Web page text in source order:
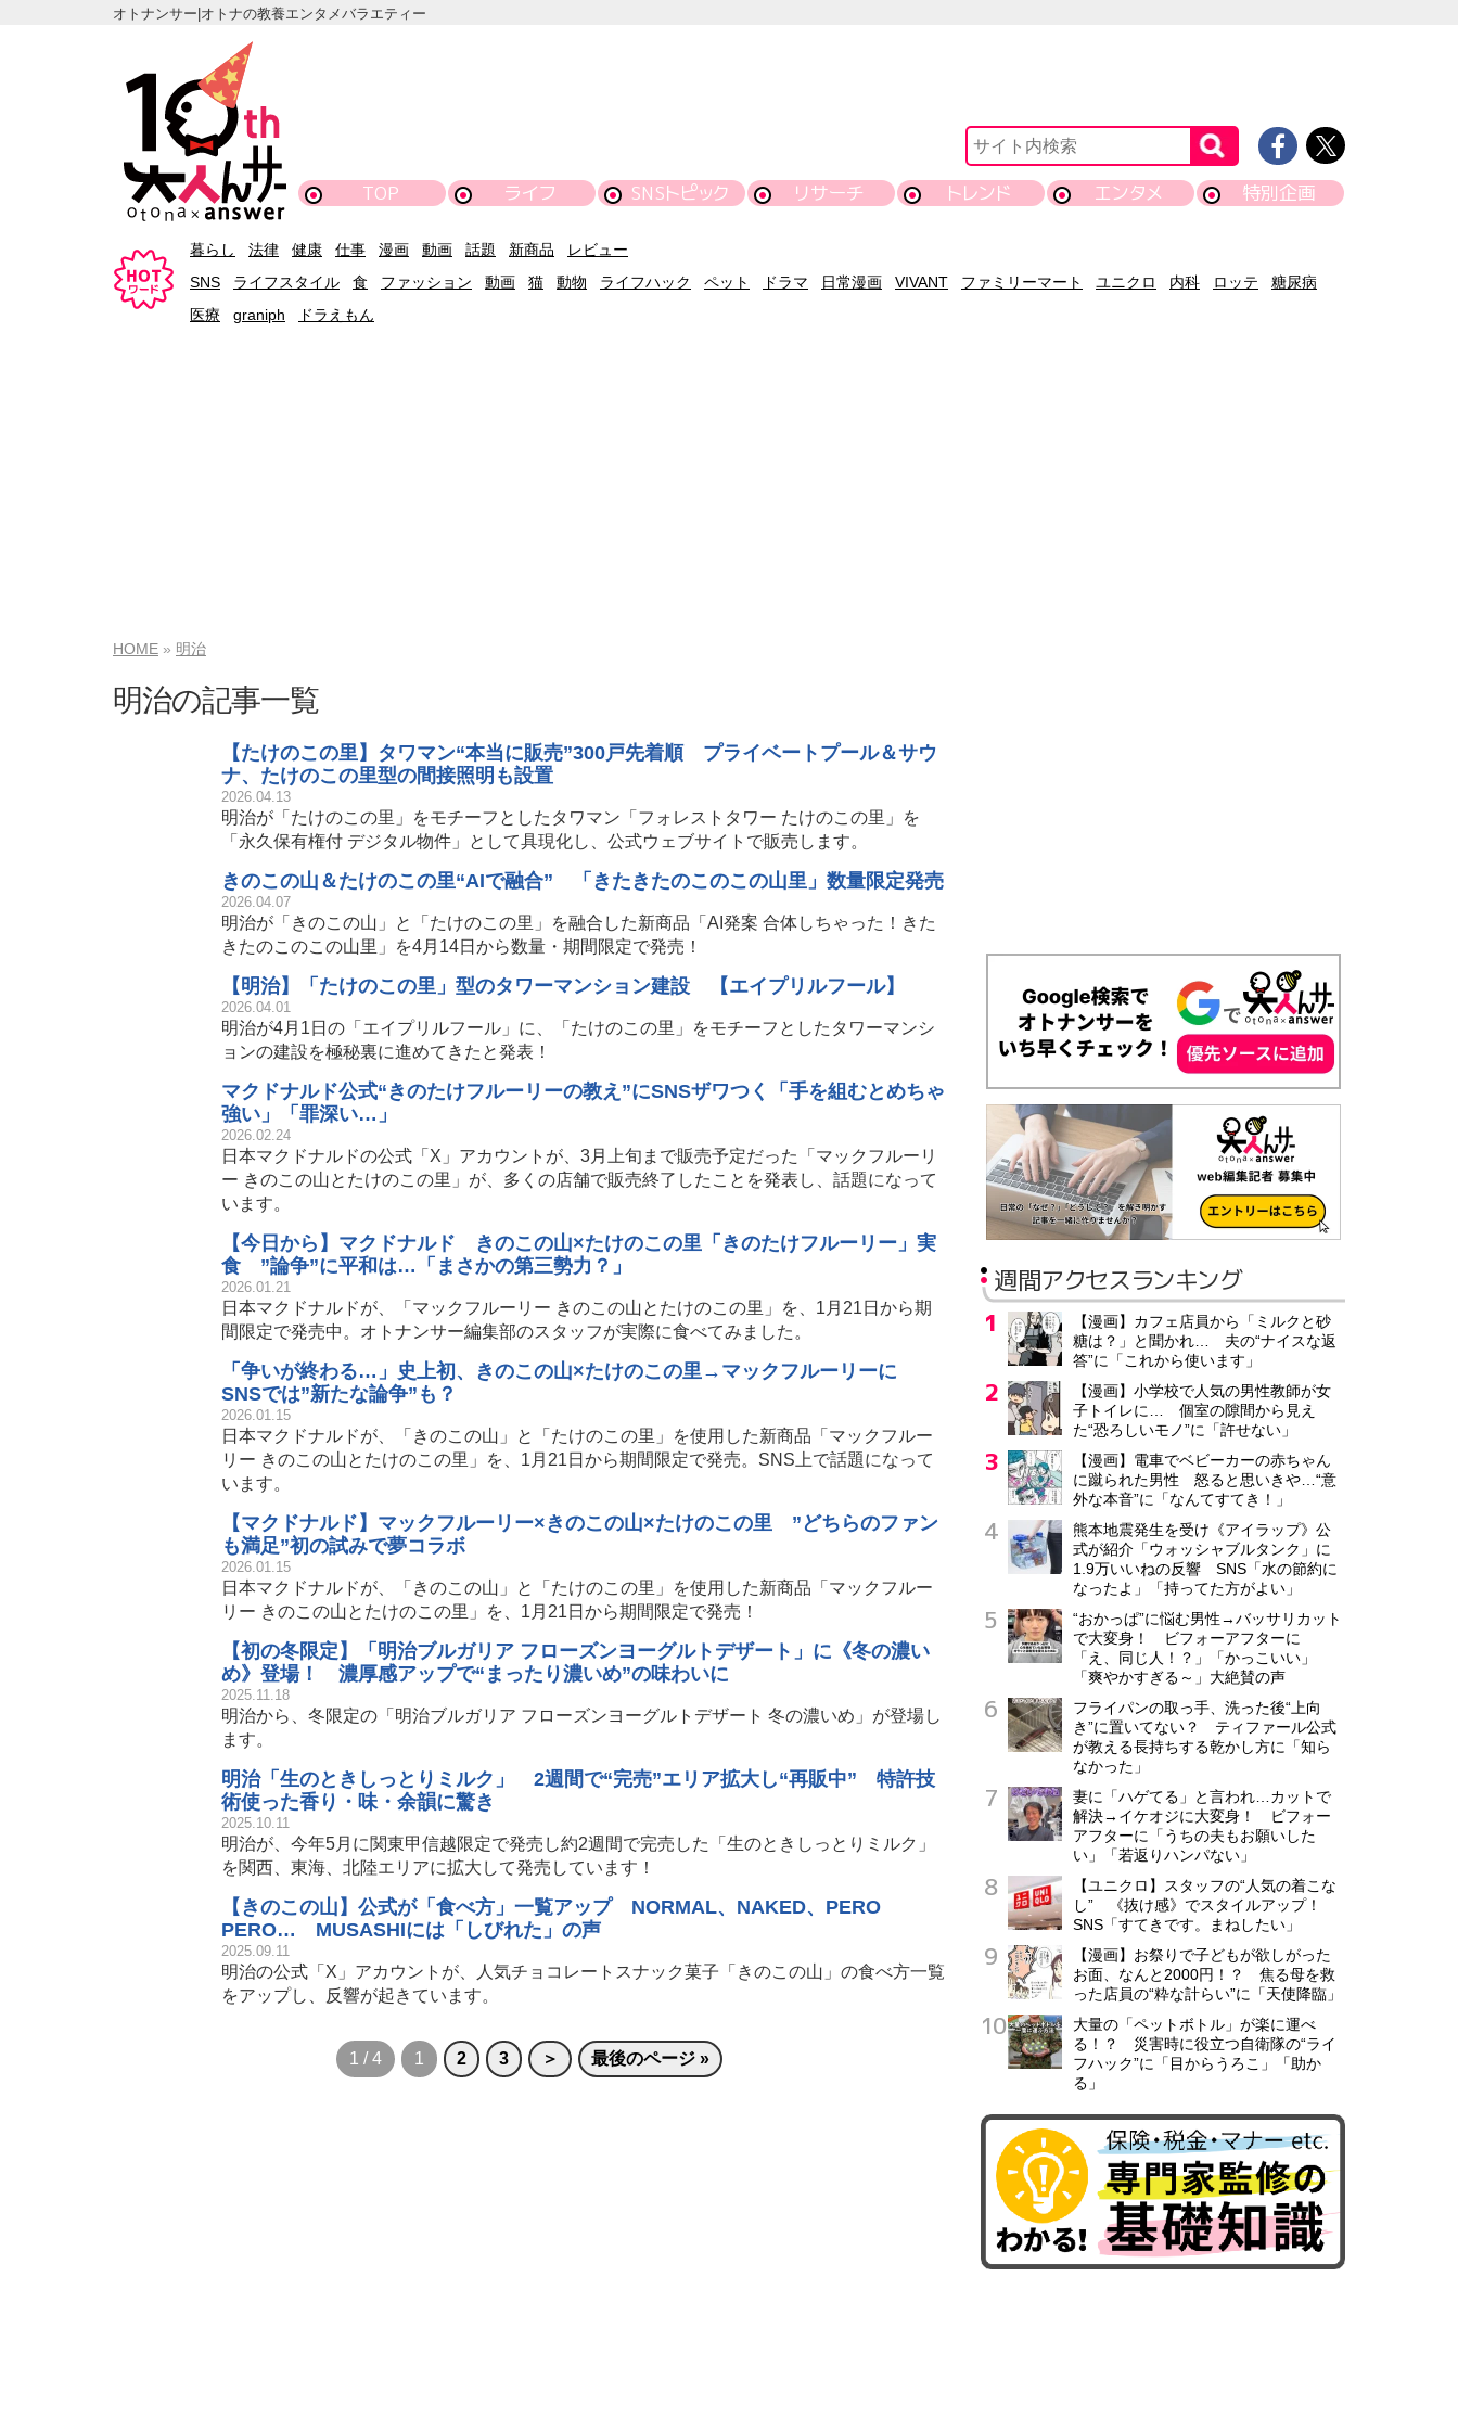
オトナンサー|オトナの教養エンタメバラエティー
TOP ライフ SNSトピック リサーチ トレンド エンタメ 特別企画
暮らし 法律 健康 仕事 漫画 動画 話題 新商品
レビュー
SNS
ライフスタイル 食 ファッション 動画 猫 動物 ライフハック ペット ドラマ 日常漫画 VIVANT ファミリーマート ユニクロ 内科 ロッテ
糖尿病
医療
graniph ドラえもん
HOME 明治
明治の記事一覧
【たけのこの里】タワマン“本当に販売”300戸先着順 プライベートプール＆サウ
ナ、たけのこの里型の間接照明も設置
2026.04.13
明治が「たけのこの里」をモチーフとしたタワマン「フォレストタワー たけのこの里」を
「永久保有権付 デジタル物件」として具現化し、公式ウェブサイトで販売します。
きのこの山＆たけのこの里“AIで融合” 「きたきたのこのこの山里」数量限定発売
2026.04.07
明治が「きのこの山」と「たけのこの里」を融合した新商品「AI発案 合体しちゃった！きた
きたのこのこの山里」を4月14日から数量・期間限定で発売！
【明治】「たけのこの里」型のタワーマンション建設 【エイプリルフール】
2026.04.01
明治が4月1日の「エイプリルフール」に、「たけのこの里」をモチーフとしたタワーマンシ
ョンの建設を極秘裏に進めてきたと発表！
マクドナルド公式“きのたけフルーリーの教え”にSNSザワつく「手を組むとめちゃ
強い」「罪深い…」
2026.02.24
日本マクドナルドの公式「X」アカウントが、3月上旬まで販売予定だった「マックフルーリ
ー きのこの山とたけのこの里」が、多くの店舗で販売終了したことを発表し、話題になって
います。
【今日から】マクドナルド きのこの山×たけのこの里「きのたけフルーリー」実
食 ”論争”に平和は…「まさかの第三勢力？」
2026.01.21
日本マクドナルドが、「マックフルーリー きのこの山とたけのこの里」を、1月21日から期
間限定で発売中。オトナンサー編集部のスタッフが実際に食べてみました。
「争いが終わる…」史上初、きのこの山×たけのこの里→マックフルーリーに
SNSでは”新たな論争”も？
2026.01.15
日本マクドナルドが、「きのこの山」と「たけのこの里」を使用した新商品「マックフルー
リー きのこの山とたけのこの里」を、1月21日から期間限定で発売。SNS上で話題になって
います。
【マクドナルド】マックフルーリー×きのこの山×たけのこの里 ”どちらのファン
も満足”初の試みで夢コラボ
2026.01.15
日本マクドナルドが、「きのこの山」と「たけのこの里」を使用した新商品「マックフルー
リー きのこの山とたけのこの里」を、1月21日から期間限定で発売！
【初の冬限定】「明治ブルガリア フローズンヨーグルトデザート」に《冬の濃い
め》登場！ 濃厚感アップで“まったり濃いめ”の味わいに
2025.11.18
明治から、冬限定の「明治ブルガリア フローズンヨーグルトデザート 冬の濃いめ」が登場し
ます。
明治「生のときしっとりミルク」 2週間で“完売”エリア拡大し“再販中” 特許技
術使った香り・味・余韻に驚き
2025.10.11
明治が、今年5月に関東甲信越限定で発売し約2週間で完売した「生のときしっとりミルク」
を関西、東海、北陸エリアに拡大して発売しています！
【きのこの山】公式が「食べ方」一覧アップ NORMAL、NAKED、PERO
PERO… MUSASHIには「しびれた」の声
2025.09.11
明治の公式「X」アカウントが、人気チョコレートスナック菓子「きのこの山」の食べ方一覧
をアップし、反響が起きています。
1 / 4 1 2 3 ＞ 最後のページ »
週間アクセスランキング
【漫画】カフェ店員から「ミルクと砂
糖は？」と聞かれ… 夫の“ナイスな返
答”に「これから使います」
【漫画】小学校で人気の男性教師が女
子トイレに… 個室の隙間から見え
た“恐ろしいモノ”に「許せない」
【漫画】電車でベビーカーの赤ちゃん
に蹴られた男性 怒ると思いきや…“意
外な本音”に「なんてすてき！」
熊本地震発生を受け《アイラップ》公
式が紹介「ウォッシャブルタンク」に
1.9万いいねの反響 SNS「水の節約に
なったよ」「持ってた方がよい」
“おかっぱ”に悩む男性→バッサリカット
で大変身！ ビフォーアフターに
「え、同じ人！？」「かっこいい」
「爽やかすぎる～」大絶賛の声
フライパンの取っ手、洗った後“上向
き”に置いてない？ ティファール公式
が教える長持ちする乾かし方に「知ら
なかった」
妻に「ハゲてる」と言われ…カットで
解決→イケオジに大変身！ ビフォー
アフターに「うちの夫もお願いした
い」「若返りハンパない」
【ユニクロ】スタッフの“人気の着こな
し” 《抜け感》でスタイルアップ！
SNS「すてきです。まねしたい」
【漫画】お祭りで子どもが欲しがった
お面、なんと2000円！？ 焦る母を救
った店員の“粋な計らい”に「天使降臨」
大量の「ペットボトル」が楽に運べ
る！？ 災害時に役立つ自衛隊の“ライ
フハック”に「目からうろこ」「助か
る」